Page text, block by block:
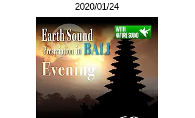
2020/01/24